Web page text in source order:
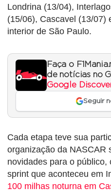
Londrina (13/04),
(15/06), Cascavel (13/07)
interior de São Paulo.
Faça o
de notícias no
Google
Seguir
Cada etapa teve sua
organização da NASCAR
novidades para o público,
sprint que aconteceu em
100 milhas noturna em